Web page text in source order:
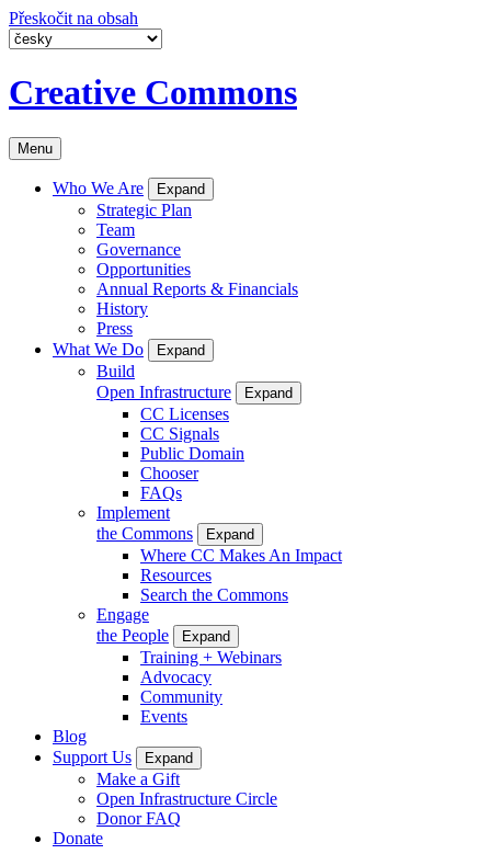
Přeskočit na obsah
Creative Commons
Menu
Who We Are Expand
Strategic Plan
Team
Governance
Opportunities
Annual Reports & Financials
History
Press
What We Do
Expand
Build
Open Infrastructure
Expand
CC Licenses
CC Signals
Public Domain
Chooser
FAQs
Implement
the Commons
Expand
Where CC Makes An Impact
Resources
Search the Commons
Engage
the People
Expand
Training + Webinars
Advocacy
Community
Events
Blog
Support Us
Expand
Make a Gift
Open Infrastructure Circle
Donor FAQ
Donate